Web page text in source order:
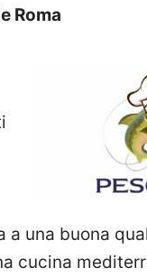
Roma
a una buona
cucina